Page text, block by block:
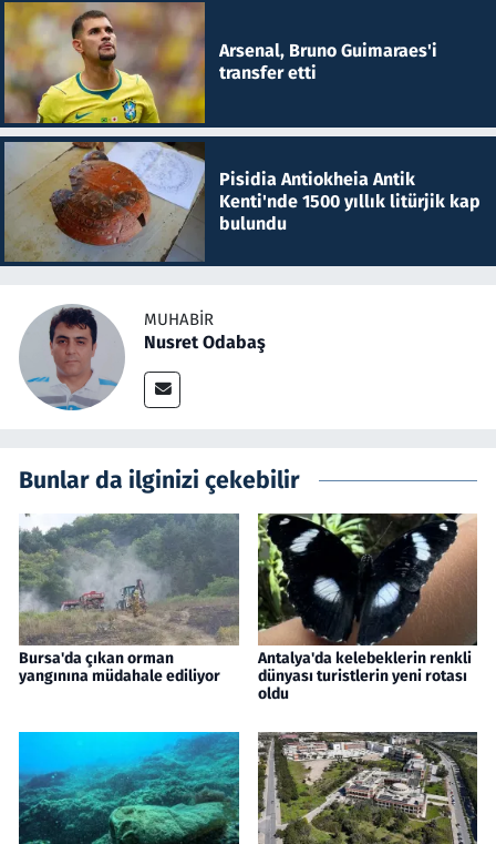
Arsenal, Bruno Guimaraes'i
transfer etti
Pisidia Antiokheia Antik
Kenti'nde 1500 yıllık litürjik kap
bulundu
MUHABIR
Nusret Odabaş
Bunlar da ilginizi çekebilir
Bursa'da çıkan orman
yangınına müdahale ediliyor
Antalya'da kelebeklerin renkli
dünyası turistlerin yeni rotası
oldu